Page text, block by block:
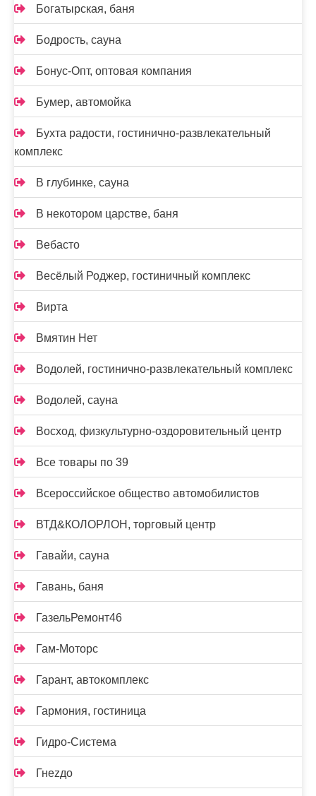
Богатырская, баня
Бодрость, сауна
Бонус-Опт, оптовая компания
Бумер, автомойка
Бухта радости, гостинично-развлекательный
комплекс
В глубинке, сауна
В некотором царстве, баня
Вебасто
Весёлый Роджер, гостиничный комплекс
Вирта
Вмятин Нет
Водолей, гостинично-развлекательный комплекс
Водолей, сауна
Восход, физкультурно-оздоровительный центр
Все товары по 39
Всероссийское общество автомобилистов
ВТД&КОЛОРЛОН, торговый центр
Гавайи, сауна
Гавань, баня
ГазельРемонт46
Гам-Моторс
Гарант, автокомплекс
Гармония, гостиница
Гидро-Система
Гнеzдо